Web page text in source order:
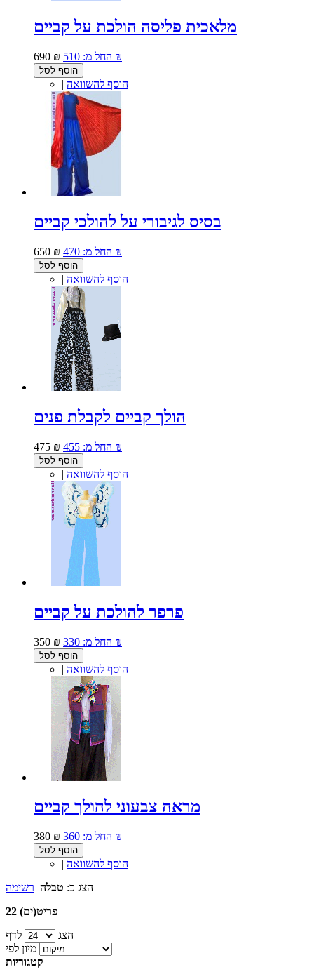
מלאכית פליסה הולכת על קביים
690 ₪ החל מ: 510 ₪
הוסף לסל
| הוסף להשוואה
בסיס לגיבורי על להולכי קביים
650 ₪ החל מ: 470 ₪
הוסף לסל
| הוסף להשוואה
הולך קביים לקבלת פנים
475 ₪ החל מ: 455 ₪
הוסף לסל
| הוסף להשוואה
פרפר להולכת על קביים
350 ₪ החל מ: 330 ₪
הוסף לסל
| הוסף להשוואה
מראה צבעוני להולך קביים
380 ₪ החל מ: 360 ₪
הוסף לסל
| הוסף להשוואה
הצג כ: טבלה רשימה
22 פריט(ים)
הצג
לדף
מיון לפי
קטגוריות